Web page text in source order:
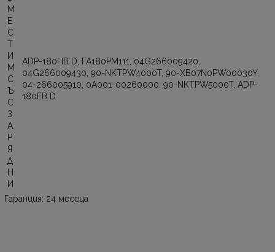
М
Е
С
Т
И
М
С
Ъ
С
З
А
Р
Я
Д
Н
И
ADP-180HB D, FA180PM111, 04G266009420,
04G266009430, 90-NKTPW4000T, 90-XB07N0PW00030Y,
04-266005910, 0A001-00260000, 90-NKTPW5000T, ADP-
180EB D
Гаранция: 24 месеца